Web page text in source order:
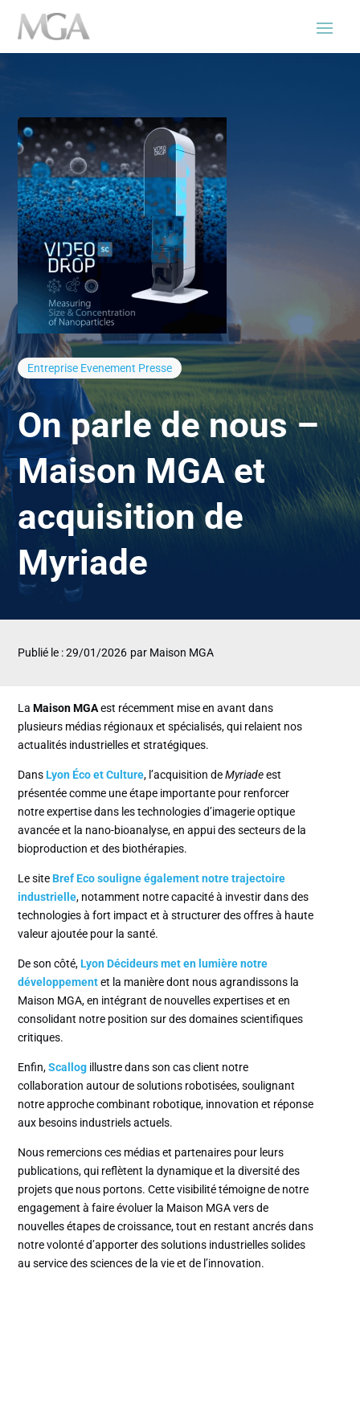
Entreprise Evenement Presse
On parle de nous –
Maison MGA et
acquisition de
Myriade
Publié le : 29/01/2026 par Maison MGA
LaMaison MGAest récemment mise en avant dans
plusieurs médias régionaux et spécialisés, qui relaient nos
actualités industrielles et stratégiques.
DansLyon Éco et Culture, l’acquisition deMyriadeest
présentée comme une étape importante pour renforcer
notre expertise dans les technologies d’imagerie optique
avancée et la nano-bioanalyse, en appui des secteurs de la
bioproduction et des biothérapies.
Le siteBref Eco souligne également notre trajectoire
industrielle, notamment notre capacité à investir dans des
technologies à fort impact et à structurer des offres à haute
valeur ajoutée pour la santé.
De son côté,Lyon Décideurs met en lumière notre
développementet la manière dont nous agrandissons la
Maison MGA, en intégrant de nouvelles expertises et en
consolidant notre position sur des domaines scientifiques
critiques.
Enfin,Scallog illustre dans son cas client notre
collaboration autour de solutions robotisées, soulignant
notre approche combinant robotique, innovation et réponse
aux besoins industriels actuels.
Nous remercions ces médias et partenaires pour leurs
publications, qui reflètent la dynamique et la diversité des
projets que nous portons. Cette visibilité témoigne de notre
engagement à faire évoluer la Maison MGA vers de
nouvelles étapes de croissance, tout en restant ancrés dans
notre volonté d’apporter des solutions industrielles solides
au service des sciences de la vie et de l’innovation.